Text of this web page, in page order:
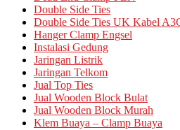
Double Side Ties
Double Side Ties UK Kabel
Hanger Clamp Engsel
Instalasi Gedung
Jaringan Listrik
Jaringan Telkom
Jual Top Ties
Jual Wooden Block Bulat
Jual Wooden Block Murah
Klem Buaya – Clamp Buaya